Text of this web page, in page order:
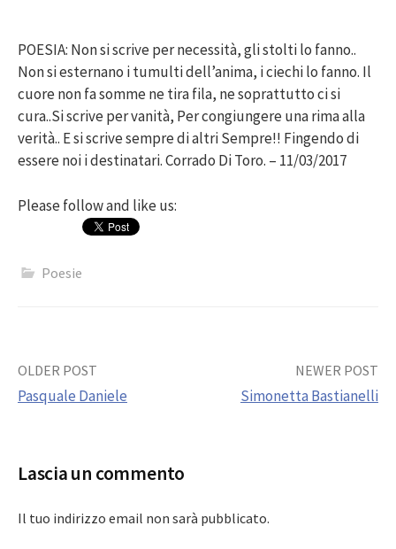
POESIA: Non si scrive per necessità, gli stolti lo fanno..
Non si esternano i tumulti dell’anima, i ciechi lo fanno. Il
cuore non fa somme ne tira fila, ne soprattutto ci si
cura..Si scrive per vanità, Per congiungere una rima alla
verità.. E si scrive sempre di altri Sempre!! Fingendo di
essere noi i destinatari. Corrado Di Toro. – 11/03/2017
Please follow and like us:
Poesie
Post
OLDER POST
Pasquale Daniele
NEWER POST
Simonetta Bastianelli
Lascia un commento
Il tuo indirizzo email non sarà pubblicato.